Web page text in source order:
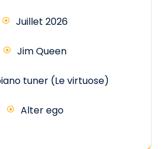
Juillet 2026
Jim Queen
tuner (Le virtuose)
Alter ego